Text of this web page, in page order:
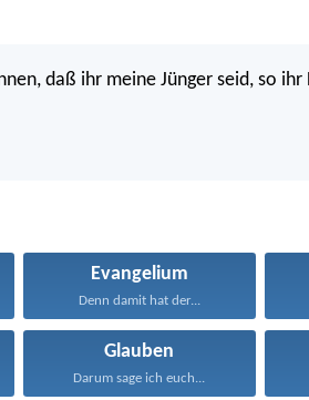
daß ihr meine Jünger seid, so
Evangelium
Denn damit hat der...
Glauben
Darum sage ich euch...